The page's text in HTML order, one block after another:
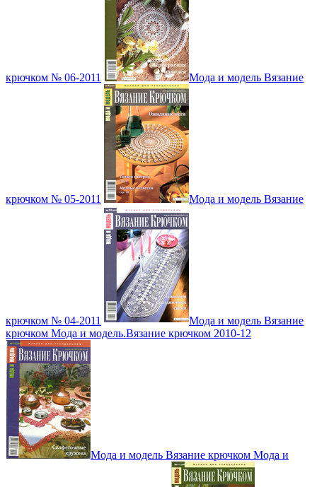
крючком № 06-2011 Мода и модель Вязание
крючком № 05-2011 Мода и модель Вязание
крючком № 04-2011
Мода и модель Вязание
крючком Мода и модель.Вязание крючком 2010-12
Мода и модель Вязание крючком Мода и